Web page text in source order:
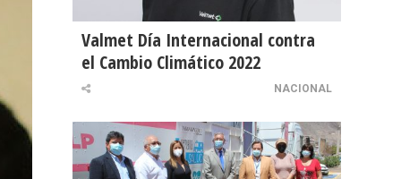
Valmet Día Internacional contra
el Cambio Climático 2022
NACIONAL